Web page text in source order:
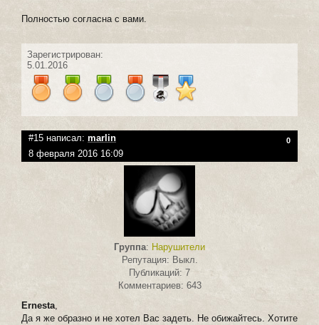
Полностью согласна с вами.
Зарегистрирован:
5.01.2016
#15 написал: marlin 0
8 февраля 2016 16:09
Группа: Нарушители
Репутация: Выкл.
Публикаций: 7
Комментариев: 643
Ernesta,
Да я же образно и не хотел Вас задеть. Не обижайтесь. Хотите